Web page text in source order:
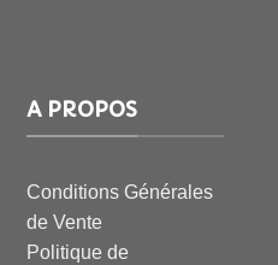
A PROPOS
Conditions Générales
de Vente
Politique de